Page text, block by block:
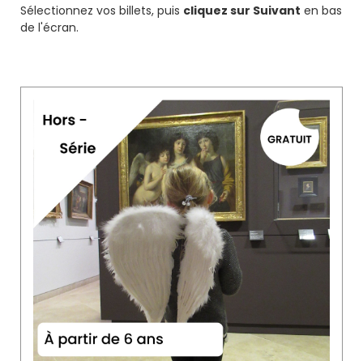
étape
Sélectionnez vos billets, puis cliquez sur Suivant en bas
de l'écran.